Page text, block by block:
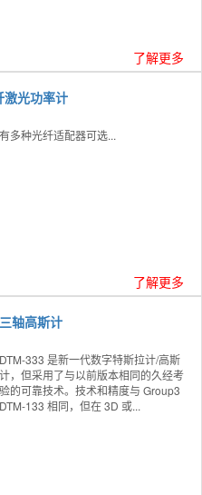
了解更多
光功率计
有多种光纤适配器可选...
了解更多
轴高斯计
DTM-333 是新一代数字特斯拉计/高斯
计，但采用了与以前版本相同的久经考
验的可靠技术。技术和精度与 Group3
DTM-133 相同，但在 3D 或...